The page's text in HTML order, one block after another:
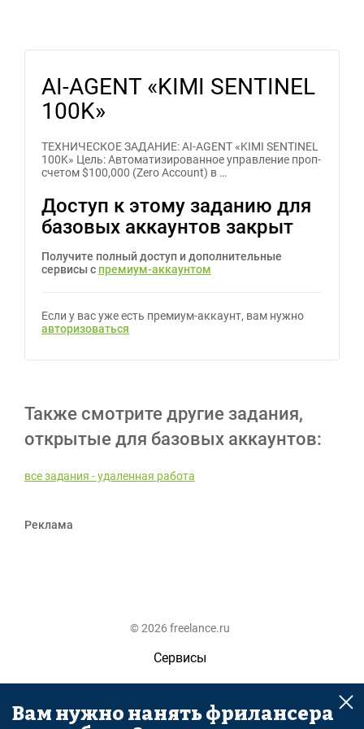
AI-AGENT «KIMI SENTINEL
100K»
ТЕХНИЧЕСКОЕ ЗАДАНИЕ: AI-AGENT «KIMI SENTINEL
100K» Цель: Автоматизированное управление проп-
счетом $100,000 (Zero Account) в …
Доступ к этому заданию для
базовых аккаунтов закрыт
Получите полный доступ и дополнительные
сервисы с премиум-аккаунтом
Если у вас уже есть премиум-аккаунт, вам нужно
авторизоваться
Также смотрите другие задания,
открытые для базовых аккаунтов:
все задания - удаленная работа
Реклама
© 2026 freelance.ru
Сервисы
Помощь
Поиск
Вам нужно нанять фрилансера